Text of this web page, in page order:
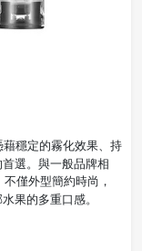
藉穩定的霧化效果、持
選。與一般品牌相
僅外型簡約時尚，
果的多重口感。